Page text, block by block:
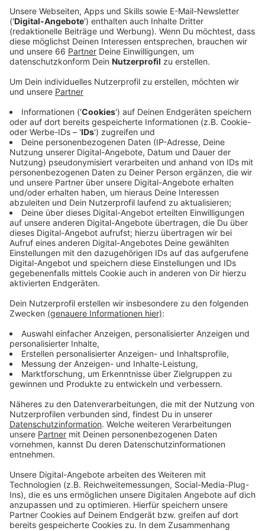
gebracht werden: Der Radschnellweg im Süden der
Stadt und die Radleitroute 2, die im
Linksrheinischen beginnt.
Veröffentlicht:Mittwoch, 26.06.2024 17:12
Anzeige
Schon mehrmals hat die Stadt sich beim Bau schneller
Radwege verschätzt, gibt sich aber auch hier wieder
mutig: Der erste Abschnitt der Radleitroute 2 vom
Areal Böhler zum Luegplatz soll in gut einem Jahr
fertig sein. Geplant ist vor allem entlang der
Hansaallee eine vom Autoverkehr getrennte
Protected Bike Lane. Rund 250 Parkplätze werden
dafür wegfallen - 5,5 Millionen Euro wird allein dieser
Abschnitt mindestens kosten. - Beim Radschnellweg
im Süden ist die Planung noch nicht so konkret. Hier
geht es erstmal um eine genaue Strecke von Neuss
zur Uni und weiter nach Benrath und Langenfeld.
Frühester Baustart: 2027.
Anzeige
Weitere Infos und Links zum Thema:
Anzeige
Radschnellweg im Düsseldorfer Süden schon
länger in der Diskussion
Zwei Fahrradstraßen für Grafenberg
Stadtradeln: Antenne-Team auf respektablem 8.
Platz